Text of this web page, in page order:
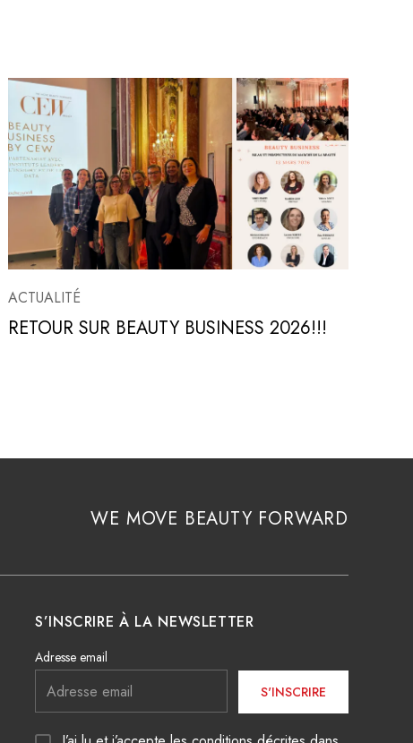
ACTUALITÉ
RETOUR SUR BEAUTY BUSINESS 2026!!!
WE MOVE BEAUTY FORWARD
S’INSCRIRE À LA NEWSLETTER
Adresse email
S'INSCRIRE